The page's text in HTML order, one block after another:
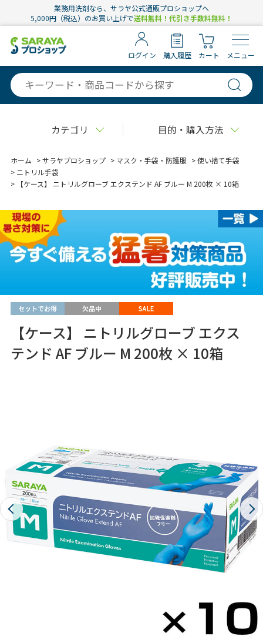
業務用洗剤なら、サラヤ公式通販プロショップへ
5,000円（税込）のお買い上げで送料無料！代引き手数料無料！
ログイン 購入履歴 カート メニュー
カテゴリ 目的・購入方法
ホーム >サラヤプロショップ > マスク・手袋・防護服 >使い捨て手袋
> ニトリル手袋
>
【ケース】 ニトリルグローブ エクステンド AF ブルー M 200枚 × 10箱
【ケース】 ニトリルグローブ エクス
テンド AF ブルー M 200枚 × 10箱